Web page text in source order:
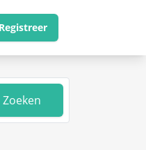
Registreer
Zoeken